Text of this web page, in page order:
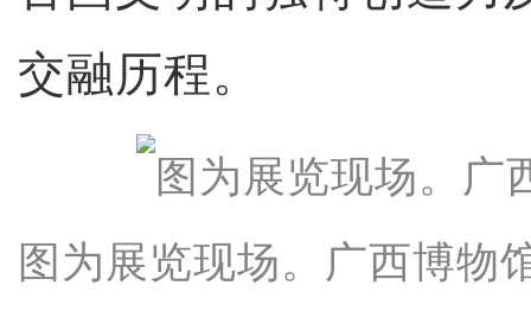
交融历程。
图为展览现场。广西博物